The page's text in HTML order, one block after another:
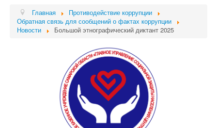
Главная
Противодействие коррупции
Обратная связь для сообщений о фактах коррупции
Новости
Большой этнографический диктант 2025